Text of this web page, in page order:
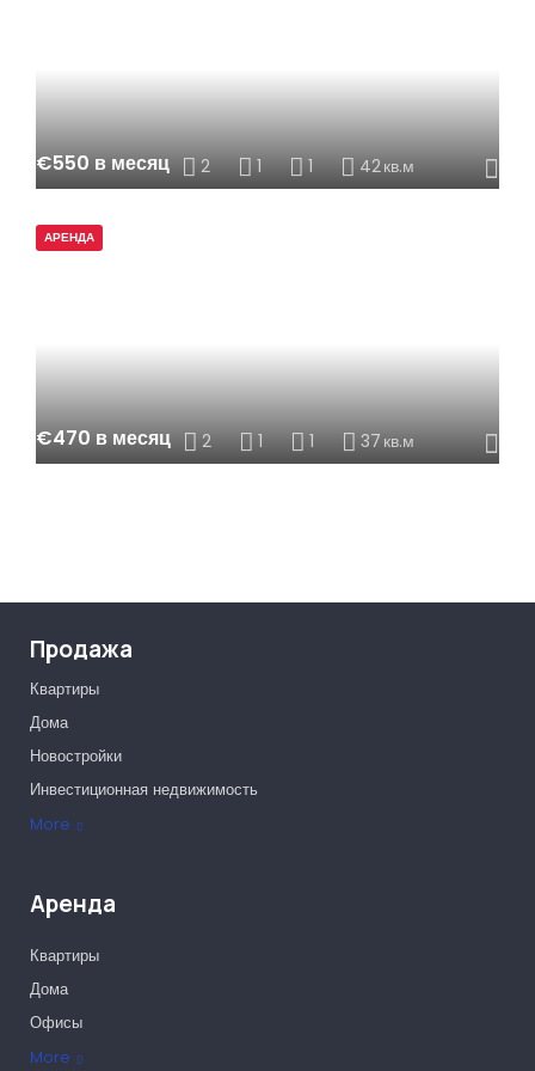
€550 в месяц 2 1 1 42кв.м
АРЕНДА
€470 в месяц 2 1 1 37 кв.м
Продажа
More
Квартиры
Дома
Новостройки
Инвестиционная недвижимость
Офисы
Аренда
More
Квартиры
Дома
Офисы